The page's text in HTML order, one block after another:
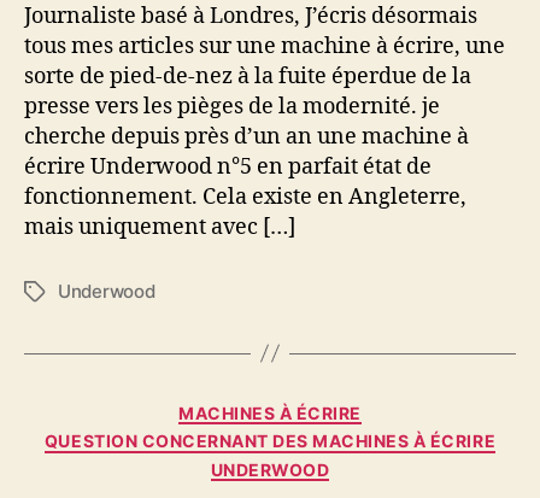
Journaliste basé à Londres, J’écris désormais
tous mes articles sur une machine à écrire, une
sorte de pied-de-nez à la fuite éperdue de la
presse vers les pièges de la modernité. je
cherche depuis près d’un an une machine à
écrire Underwood n°5 en parfait état de
fonctionnement. Cela existe en Angleterre,
mais uniquement avec […]
Étiquettes
Underwood
Catégories
MACHINES À ÉCRIRE
QUESTION CONCERNANT DES MACHINES À ÉCRIRE
UNDERWOOD